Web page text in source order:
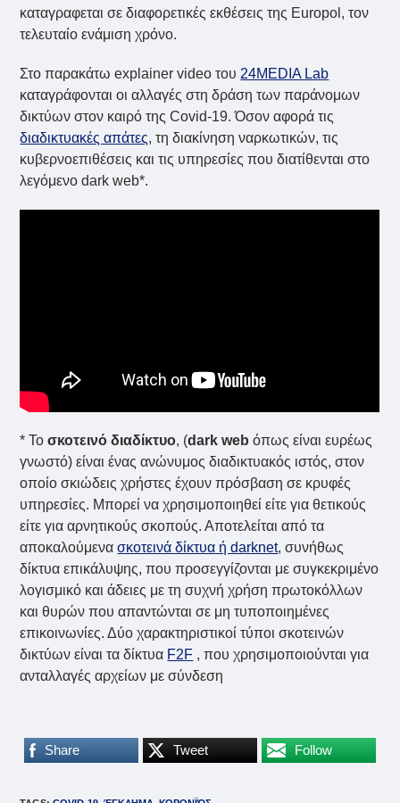
καταγραφεται σε διαφορετικές εκθέσεις της Europol, τον
τελευταίο ενάμιση χρόνο.
Στο παρακάτω explainer video του 24MEDIA Lab
καταγράφονται οι αλλαγές στη δράση των παράνομων
δικτύων στον καιρό της Covid-19. Όσον αφορά τις
διαδικτυακές απάτες, τη διακίνηση ναρκωτικών, τις
κυβερνοεπιθέσεις και τις υπηρεσίες που διατίθενται στο
λεγόμενο dark web*.
* Toσκοτεινό διαδίκτυο, (dark web όπως είναι ευρέως
γνωστό) είναι ένας ανώνυμος διαδικτυακός ιστός, στον
οποίο σκιώδεις χρήστες έχουν πρόσβαση σε κρυφές
υπηρεσίες. Μπορεί να χρησιμοποιηθεί είτε για θετικούς
είτε για αρνητικούς σκοπούς. Αποτελείται από τα
αποκαλούμενασκοτεινά δίκτυα ή darknet, συνήθως
δίκτυα επικάλυψης, που προσεγγίζονται με συγκεκριμένο
λογισμικό και άδειες με τη συχνή χρήση πρωτοκόλλων
και θυρών που απαντώνται σε μη τυποποιημένες
επικοινωνίες. Δύο χαρακτηριστικοί τύποι σκοτεινών
δικτύων είναι τα δίκτυα F2F , που χρησιμοποιούνται για
ανταλλαγές αρχείων με σύνδεση
Share Tweet Follow